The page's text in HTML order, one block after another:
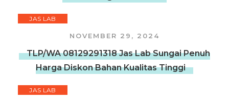
JAS LAB
NOVEMBER 29, 2024
TLP/WA 08129291318 Jas Lab Sungai Penuh
Harga Diskon Bahan Kualitas Tinggi
JAS LAB